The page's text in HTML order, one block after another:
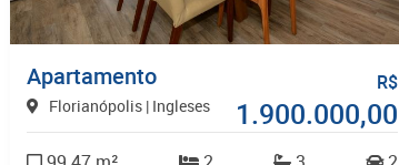
Apartamento
Florianópolis | Ingleses
R$
1.900.000,00